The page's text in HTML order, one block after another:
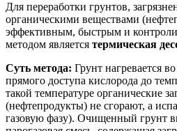
Для переработки грунтов,
органическими веществами
эффективным, быстрым и
методом является термическая
Суть метода: Грунт нагревается
прямого доступа кислорода до
такой температуре органические
(нефтепродукты) не сгорают, а
газовую фазу). Очищенный грунт